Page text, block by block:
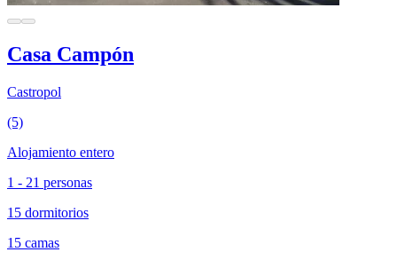
Casa Campón
Castropol
(5)
Alojamiento entero
1 - 21 personas
15 dormitorios
15 camas